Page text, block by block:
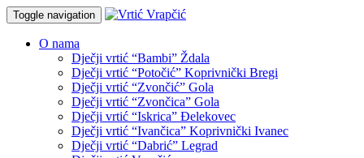
Toggle navigation
O nama
Dječji vrtić “Bambi” Ždala
Dječji vrtić “Potočić” Koprivnički Bregi
Dječji vrtić “Zvončić” Gola
Dječji vrtić “Zvončica” Gola
Dječji vrtić “Iskrica” Đelekovec
Dječji vrtić “Ivančica” Koprivnički Ivanec
Dječji vrtić “Dabrić” Legrad